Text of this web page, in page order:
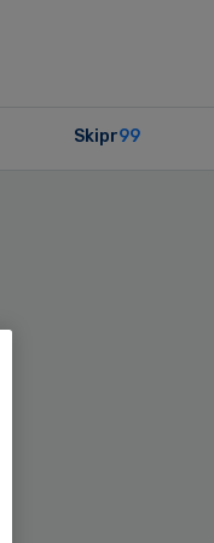
Skipr99